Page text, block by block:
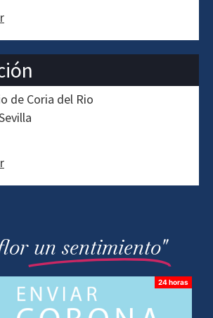
de Coria del Rio
un sentimiento"